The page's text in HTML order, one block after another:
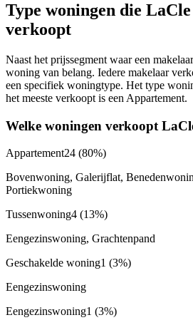
Type woningen die
verkoopt
Naast het prijssegment waar een
woning van belang. Iedere makelaar
een specifiek woningtype. Het type
het meeste verkoopt is een Appartement.
Welke woningen verkoopt
Appartement24 (80%)
Bovenwoning, Galerijflat,
Portiekwoning
Tussenwoning4 (13%)
Eengezinswoning, Grachtenpand
Geschakelde woning1 (3%)
Eengezinswoning
Eengezinswoning1 (3%)